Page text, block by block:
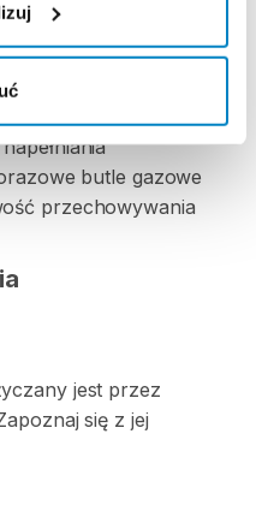
w całości
napełniania
butle gazowe
przechowywania
jest przez
się z jej